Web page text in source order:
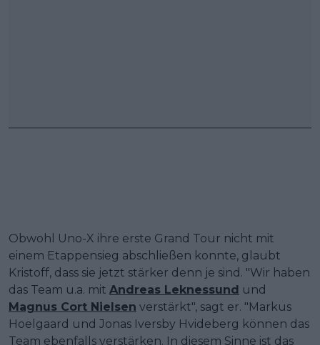
Obwohl Uno-X ihre erste Grand Tour nicht mit
einem Etappensieg abschließen konnte, glaubt
Kristoff, dass sie jetzt stärker denn je sind. "Wir haben
das Team u.a. mit Andreas Leknessund und
Magnus Cort Nielsen verstärkt", sagt er. "Markus
Hoelgaard und Jonas Iversby Hvideberg können das
Team ebenfalls verstärken. In diesem Sinne ist das